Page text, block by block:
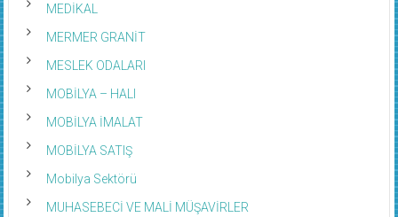
MEDİKAL
MERMER GRANİT
MESLEK ODALARI
MOBİLYA – HALI
MOBİLYA İMALAT
MOBİLYA SATIŞ
Mobilya Sektörü
MUHASEBECİ VE MALİ MÜŞAVİRLER